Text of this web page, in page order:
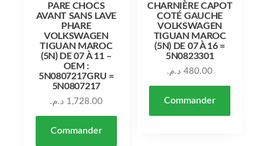
PARE CHOCS
AVANT SANS LAVE
PHARE
VOLKSWAGEN
TIGUAN MAROC
(5N) DE 07 À 11 –
OEM :
5N0807217GRU =
5N0807217
1,728.00 د.م.
Commander
CHARNIÈRE CAPOT
COTÉ GAUCHE
VOLKSWAGEN
TIGUAN MAROC
(5N) DE 07 À 16 =
5N0823301
480.00 د.م.
Commander